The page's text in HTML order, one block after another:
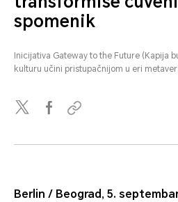
spomenik
Inicijativa Gateway to the Future (Kapija
kulturu učini pristupačnijom u eri
Berlin / Beograd, 5.